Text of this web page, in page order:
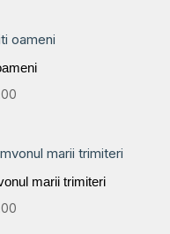
marii trimiteri